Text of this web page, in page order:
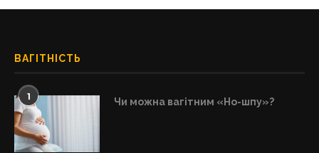
ВАГІТНІСТЬ
1 Чи можна вагітним «Но-шпу»?